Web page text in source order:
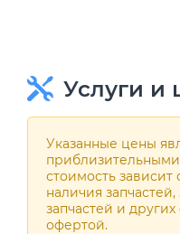
Услуги и
Указанные цены
стоимость зависит
наличия
запчастей и
офертой.